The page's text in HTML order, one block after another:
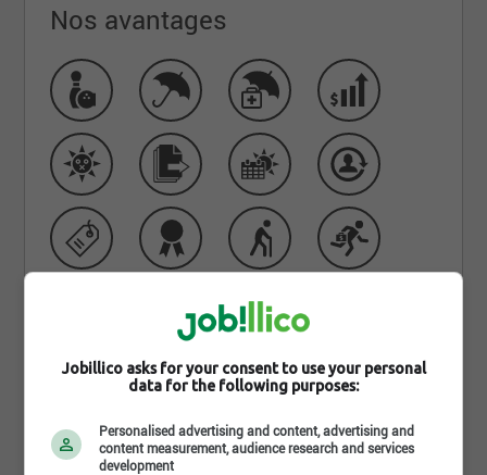
Nos avantages
Qui sommes-nous
Jobillico asks for your consent to use your personal
data for the following purposes:
Personalised advertising and content, advertising and
content measurement, audience research and services
development